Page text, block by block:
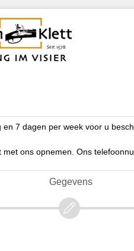
7 dagen per week voor u
ons opnemen. Ons
Gegevens